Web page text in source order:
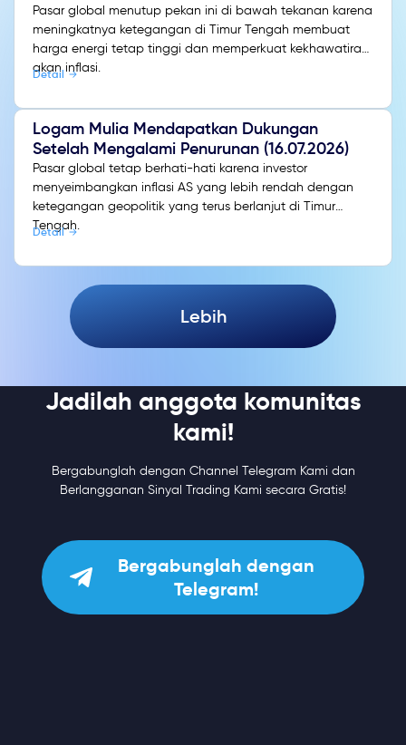
Pasar global menutup pekan ini di bawah tekanan karena
meningkatnya ketegangan di Timur Tengah membuat
harga energi tetap tinggi dan memperkuat kekhawatiran
akan inflasi.
Detail
Logam Mulia Mendapatkan Dukungan
Setelah Mengalami Penurunan (16.07.2026)
Pasar global tetap berhati-hati karena investor
menyeimbangkan inflasi AS yang lebih rendah dengan
ketegangan geopolitik yang terus berlanjut di Timur
Tengah.
Detail
Lebih
Jadilah anggota komunitas
kami!
Bergabunglah dengan Channel Telegram Kami dan
Berlangganan Sinyal Trading Kami secara Gratis!
Bergabunglah dengan
Telegram!